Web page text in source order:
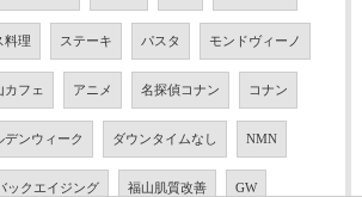
料理 ステーキ パスタ モンドヴィーノ
カフェ アニメ 名探偵コナン コナン
デンウィーク ダウンタイムなし NMN
ックエイジング 福山肌質改善 GW